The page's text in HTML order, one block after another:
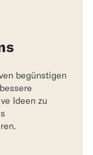
begünstigen
Ideen zu